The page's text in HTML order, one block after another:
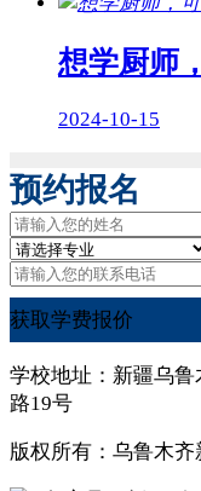
想学厨师
2024-10-15
预约报名
获取学费报价
学校地址：新疆乌
路19号
版权所有：乌鲁木齐